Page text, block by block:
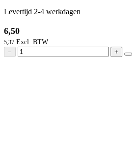
Levertijd 2-4 werkdagen
6,50
5,37
− +